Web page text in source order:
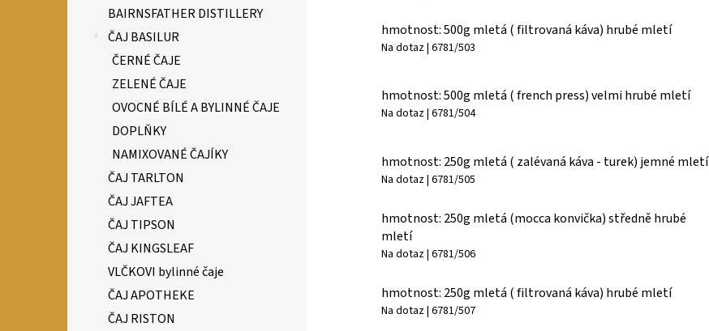
BAIRNSFATHER DISTILLERY
ČAJ BASILUR
ČERNÉ ČAJE
ZELENÉ ČAJE
OVOCNÉ BÍLÉ A BYLINNÉ ČAJE
DOPLŇKY
NAMIXOVANÉ ČAJÍKY
ČAJ TARLTON
ČAJ JAFTEA
ČAJ TIPSON
ČAJ KINGSLEAF
VLČKOVI bylinné čaje
ČAJ APOTHEKE
ČAJ RISTON
hmotnost: 500g mletá ( filtrovaná káva) hrubé mletí
Na dotaz| 6781/503
hmotnost: 500g mletá ( french press) velmi hrubé mletí
Na dotaz| 6781/504
hmotnost: 250g mletá ( zalévaná káva - turek) jemné mletí
Na dotaz| 6781/505
hmotnost: 250g mletá (mocca konvička) středně hrubé
mletí
Na dotaz| 6781/506
hmotnost: 250g mletá ( filtrovaná káva) hrubé mletí
Na dotaz| 6781/507